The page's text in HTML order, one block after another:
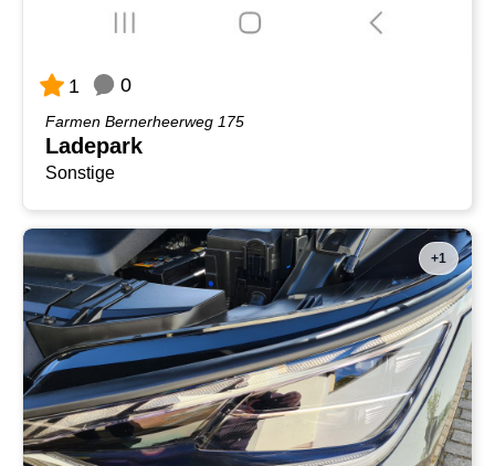
1 0
Farmen Bernerheerweg 175
Ladepark
Sonstige
+1